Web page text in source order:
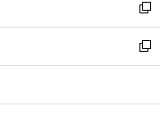
く
ド
ウ
で
開
ィ
ン
ド
ウ
開
い
ウ
ィ
ン
ウ
新
し
い
ウ
ン
新
し
ウ